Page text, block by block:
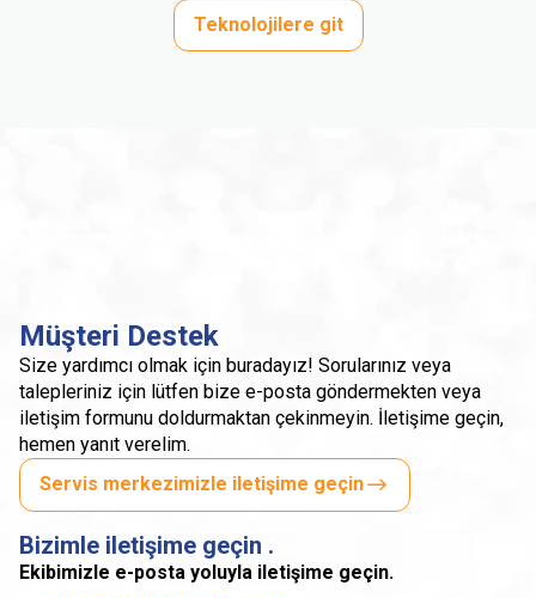
Teknolojilere git
Müşteri Destek
Size yardımcı olmak için buradayız! Sorularınız veya
talepleriniz için lütfen bize e-posta göndermekten veya
iletişim formunu doldurmaktan çekinmeyin. İletişime geçin,
hemen yanıt verelim.
Servis merkezimizle iletişime geçin
Bizimle iletişime geçin .
Ekibimizle e-posta yoluyla iletişime geçin.